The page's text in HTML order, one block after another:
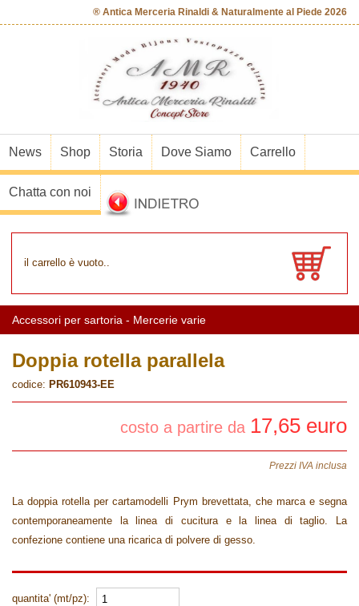
® Antica Merceria Rinaldi & Naturalmente al Piede 2026
News Shop Storia Dove Siamo Carrello
Chatta con noi
il carrello è vuoto..
Accessori per sartoria - Mercerie varie
Doppia rotella parallela
codice: PR610943-EE
costo a partire da 17,65 euro
Prezzi IVA inclusa
La doppia rotella per cartamodelli Prym brevettata, che marca e segna
contemporaneamente la linea di cucitura e la linea di taglio. La
confezione contiene una ricarica di polvere di gesso.
quantita' (mt/pz):